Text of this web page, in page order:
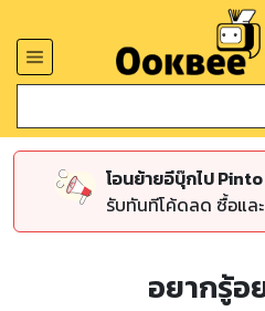
โอนย้ายอีบุ๊กไป
รับทันทีโค้ดลด ซื้อแล
อยากรู้อ